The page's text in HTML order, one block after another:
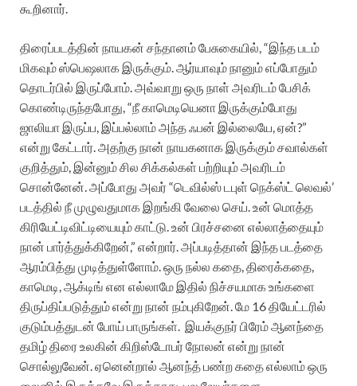
கூறினார்.
திரைப்படத்தின் நாயகன் சந்தானம் பேசுகையில், “இந்த படம்
மிகவும் ஸ்பெஷலாக இருக்கும். ஆர்யாவும் நானும் எப்போதும்
தொடர்பில் இருப்போம். அவ்வாறு ஒரு நாள் அவரிடம் பேசிக்
கொண்டிருந்தபோது, “நீ காமெடியெனா இருக்கும்போது
ஜாலியா இருப்ப, இப்பல்லாம் அந்த ஃபன் இல்லையே, ஏன்?”
என்று கேட்டார். அதற்கு நான் நாயகனாக இருக்கும் சவால்கள்
குறித்தும், இன்னும் சில சிக்கல்கள் பற்றியும் அவரிடம்
சொன்னேன். அப்போது அவர் “டெவில்ஸ் டபுள் நெக்ஸ்ட் லெவல்’
படத்தில் நீ முழுவதுமாக இறங்கி வேலை செய். உன் மொத்த
கிரியேட்டிவிட்டியையும் காட்டு. உன் பிரச்சனை எல்லாத்தையும்
நான் பார்த்துக்கிறேன்,” என்றார்.அப்படித்தான் இந்த படத்தை
ஆரம்பித்து முடித்துள்ளோம். ஒரு நல்ல கதை, திரைக்கதை,
காமெடி, ஆக்டிங் என எல்லாமே இதில் நிச்சயமாக உங்களை
திருப்திப்படுத்தும் என்று நான் நம்புகிறேன். மே 16 தியேட்டரில்
குடும்பத்துடன் போய் பாருங்கள். இயக்குநர் பிரேம் ஆனந்தை
தமிழ் திரை உலகின் கிறிஸ்டோபர் நோலன் என்று நான்
சொல்லுவேன். ஏனென்றால் ஆனந்த் பண்ற கதை எல்லாம் ஒரு